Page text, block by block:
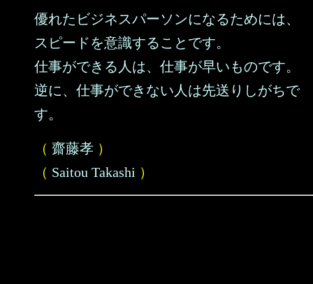
優れたビジネスパーソンになるためには、
スピードを意識することです。
仕事ができる人は、仕事が早いものです。
逆に、仕事ができない人は先送りしがちで
す。
（ 齋藤孝 ）
（ Saitou Takashi ）